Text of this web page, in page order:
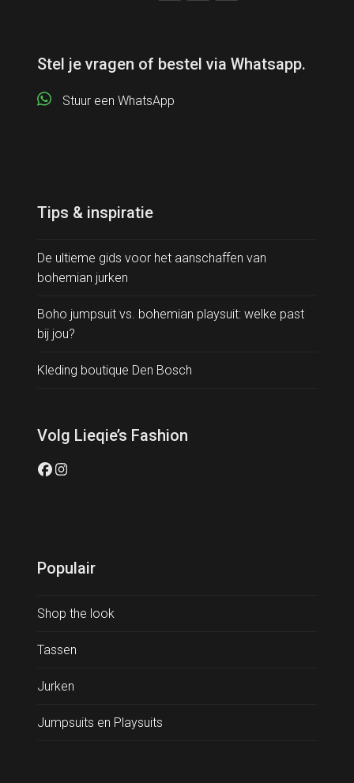
Stel je vragen of bestel via Whatsapp.
Stuur een WhatsApp
Tips & inspiratie
De ultieme gids voor het aanschaffen van
bohemian jurken
Boho jumpsuit vs. bohemian playsuit: welke past
bij jou?
Kleding boutique Den Bosch
Volg Lieqie’s Fashion
Facebook
Instagram
Populair
Shop the look
Tassen
Jurken
Jumpsuits en Playsuits